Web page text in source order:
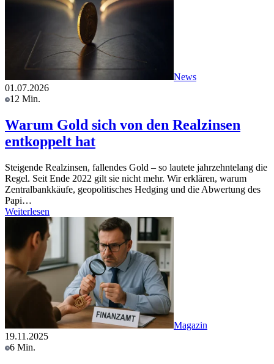
News
01.07.2026
12 Min.
Warum Gold sich von den Realzinsen
entkoppelt hat
Steigende Realzinsen, fallendes Gold – so lautete jahrzehntelang die
Regel. Seit Ende 2022 gilt sie nicht mehr. Wir erklären, warum
Zentralbankkäufe, geopolitisches Hedging und die Abwertung des
Papi…
Weiterlesen
Magazin
19.11.2025
6 Min.